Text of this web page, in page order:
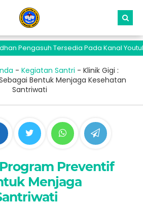
Pengasuh Tersedia Pada Kanal Youtube
- Kegiatan Santri - Klinik Gigi :
Bentuk Menjaga Kesehatan
Santriwati
Preventif
Menjaga